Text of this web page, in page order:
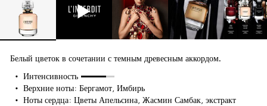
Белый цветок в сочетании с темным древесным аккордом.
Интенсивность
75%
Верхние ноты: Бергамот, Имбирь
Ноты сердца: Цветы Апельсина, Жасмин Самбак, экстракт